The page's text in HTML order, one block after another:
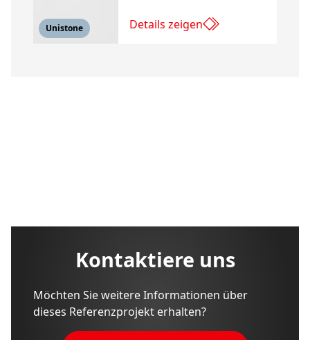
Unistone Details zeigen
Kontaktiere uns
Möchten Sie weitere Informationen über
dieses Referenzprojekt erhalten?